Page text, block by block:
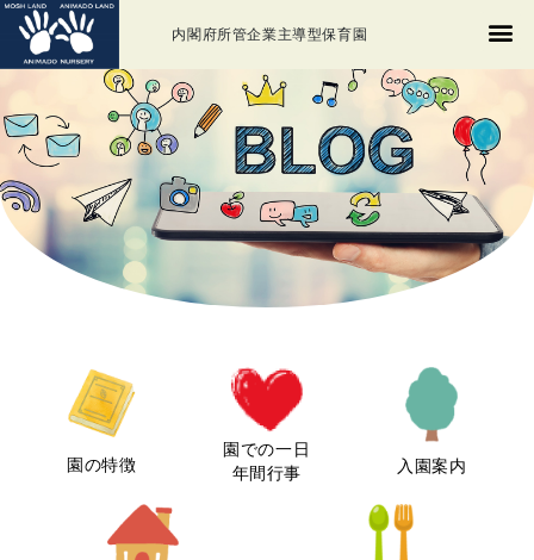
内閣府所管企業主導型保育園
園の特徴
園での一日
年間行事
入園案内